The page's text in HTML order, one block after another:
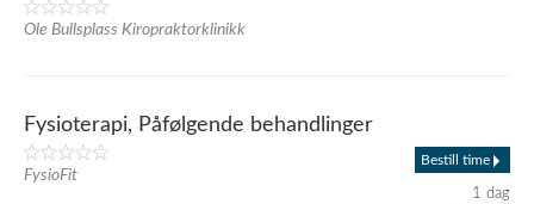
Ole Bullsplass Kiropraktorklinikk
Fysioterapi, Påfølgende behandlinger
FysioFit
Bestill time
1 dag